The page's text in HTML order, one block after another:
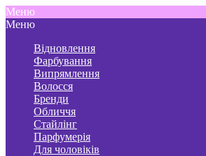
Меню
Меню
Відновлення
Фарбування
Випрямлення
Волосся
Бренди
Обличчя
Стайлінг
Парфумерія
Для чоловіків